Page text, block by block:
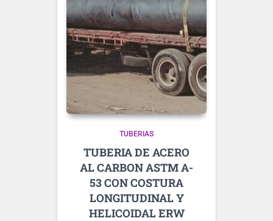
TUBERIAS
TUBERIA DE ACERO
AL CARBON ASTM A-
53 CON COSTURA
LONGITUDINAL Y
HELICOIDAL ERW